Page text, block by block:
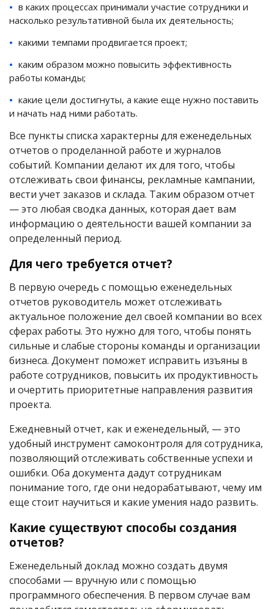
в каких процессах принимали участие сотрудники и
насколько результативной была их деятельность;
какими темпами продвигается проект;
каким образом можно повысить эффективность
работы команды;
какие цели достигнуты, а какие еще нужно поставить
и начать над ними работать.
Все пункты списка характерны для еженедельных
отчетов о проделанной работе и ‎журналов
событий. Компании делают их для того, чтобы
отслеживать свои финансы, рекламные кампании,
вести учет заказов и склада. Таким образом отчет
— это любая сводка данных, которая дает вам
информацию о деятельности вашей компании за
определенный период.
Для чего требуется отчет?
В первую очередь с помощью еженедельных
отчетов руководитель может отслеживать
актуальное положение дел своей компании во всех
сферах работы. Это нужно для того, чтобы понять
сильные и слабые стороны команды и организации
бизнеса. Документ поможет исправить изъяны в
работе сотрудников, повысить их продуктивность
и очертить приоритетные направления развития
проекта.
Ежедневный отчет, как и еженедельный, — это
удобный инструмент самоконтроля для сотрудника,
позволяющий отслеживать собственные успехи и
ошибки. Оба документа дадут сотрудникам
понимание того, где они недорабатывают, чему им
еще стоит научиться и какие умения надо развить.
Какие существуют способы создания
отчетов?
Еженедельный доклад можно создать двумя
способами — вручную или с помощью
программного обеспечения. В первом случае вам